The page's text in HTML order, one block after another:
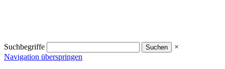
Suchbegriffe
×
Navigation überspringen